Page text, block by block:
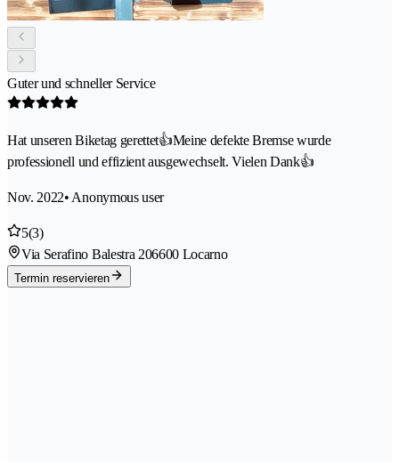
Guter und schneller Service
Hat unseren Biketag gerettet👍Meine defekte Bremse wurde
professionell und effizient ausgewechselt. Vielen Dank👍
Nov. 2022• Anonymous user
5(3)
Via Serafino Balestra 206600 Locarno
Termin reservieren